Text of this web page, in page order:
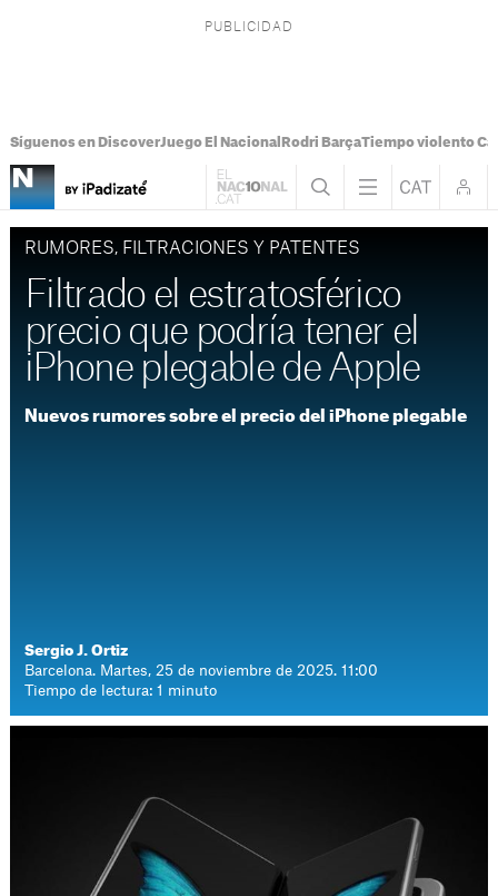
Síguenos en DiscoverJuego El Nacional Rodri BarçaTiempo violento
RUMORES, FILTRACIONES Y PATENTES
Filtrado el estratosférico
precio que podría tener el
iPhone plegable de Apple
Nuevos rumores sobre el precio del iPhone plegable
Sergio J. Ortiz
Barcelona. Martes, 25 de noviembre de 2025. 11:00
Tiempo de lectura: 1 minuto